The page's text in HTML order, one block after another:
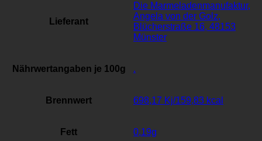
Lieferant
Die Marmeladenmanufaktur,
Angela von der Golz,
Blücherstraße 16, 48153
Münster
Nährwertangaben je 100g .
Brennwert 698,17 Kj/159,83 kcal
Fett 0,19g